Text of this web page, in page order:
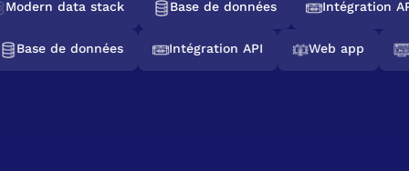
Modern data stack Base de données Intégration
Base de données Intégration API Web app